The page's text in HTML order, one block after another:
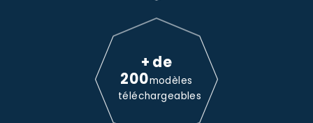
+ de
200modèles
téléchargeables